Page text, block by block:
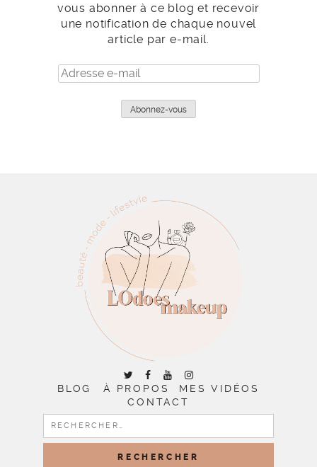
vous abonner à ce blog et recevoir
une notification de chaque nouvel
article par e-mail.
Adresse
e-
Abonnez-vous
BLOG À PROPOS
MES VIDÉOS
CONTACT
RECHERCHER :